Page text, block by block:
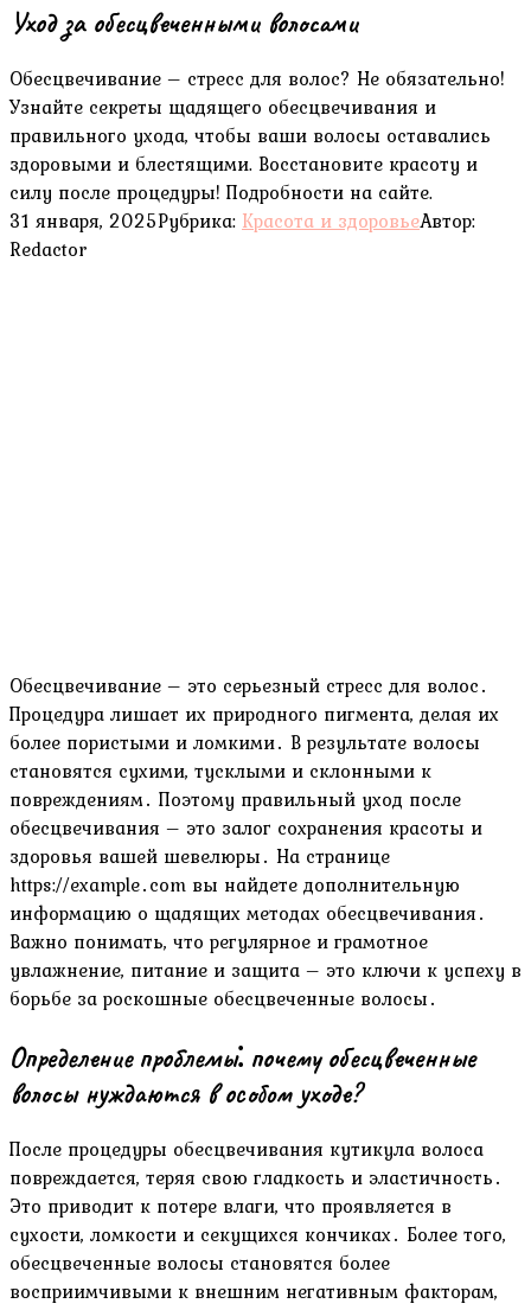
Уход за обесцвеченными волосами
Обесцвечивание – стресс для волос? Не обязательно!
Узнайте секреты щадящего обесцвечивания и
правильного ухода, чтобы ваши волосы оставались
здоровыми и блестящими. Восстановите красоту и
силу после процедуры! Подробности на сайте.
31 января, 2025Рубрика: Красота и здоровьеАвтор:
Redactor
Обесцвечивание – это серьезный стресс для волос․
Процедура лишает их природного пигмента, делая их
более пористыми и ломкими․ В результате волосы
становятся сухими, тусклыми и склонными к
повреждениям․ Поэтому правильный уход после
обесцвечивания – это залог сохранения красоты и
здоровья вашей шевелюры․ На странице
https://example․com вы найдете дополнительную
информацию о щадящих методах обесцвечивания․
Важно понимать, что регулярное и грамотное
увлажнение, питание и защита – это ключи к успеху в
борьбе за роскошные обесцвеченные волосы․
Определение проблемы⁚ почему обесцвеченные
волосы нуждаются в особом уходе?
После процедуры обесцвечивания кутикула волоса
повреждается, теряя свою гладкость и эластичность․
Это приводит к потере влаги, что проявляется в
сухости, ломкости и секущихся кончиках․ Более того,
обесцвеченные волосы становятся более
восприимчивыми к внешним негативным факторам,